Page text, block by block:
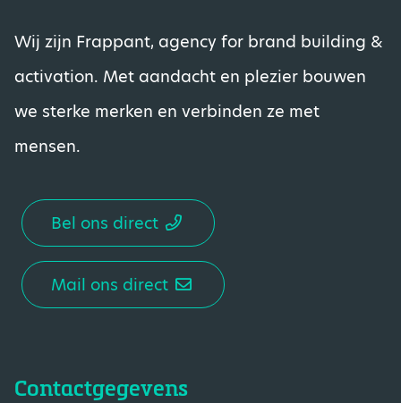
Wij zijn Frappant, agency for brand building &
activation. Met aandacht en plezier bouwen
we sterke merken en verbinden ze met
mensen.
Bel ons direct
Mail ons direct
Contactgegevens